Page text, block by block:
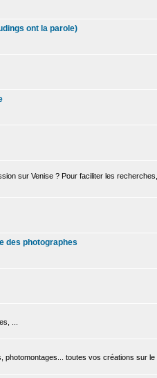
ont la parole)
sur Venise ? Pour faciliter les
des photographes
...
photomontages... toutes vos créations sur le